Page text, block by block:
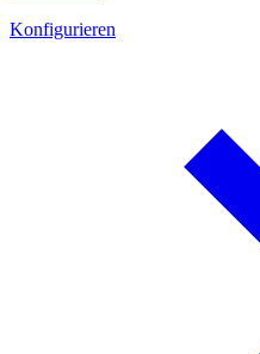
Konfigurieren